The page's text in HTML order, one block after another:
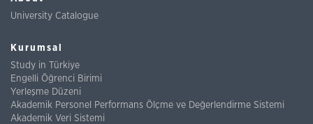
University Catalogue
Kurumsal
Study in Türkiye
Engelli Öğrenci Birimi
Yerleşme Düzeni
Akademik Personel Performans Ölçme ve Değerlendirme Sistemi
Akademik Veri Sistemi